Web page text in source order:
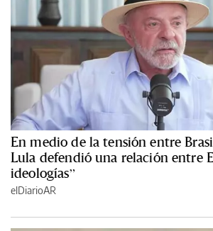
En medio de la tensión entre
Lula defendió una relación entre
ideologías”
elDiarioAR